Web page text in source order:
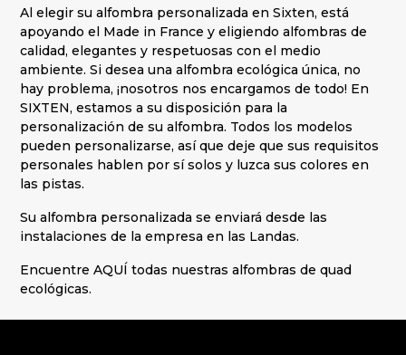
Al elegir su alfombra personalizada en Sixten, está
apoyando el Made in France y eligiendo alfombras de
calidad, elegantes y respetuosas con el medio
ambiente. Si desea una alfombra ecológica única, no
hay problema, ¡nosotros nos encargamos de todo! En
SIXTEN, estamos a su disposición para la
personalización de su alfombra. Todos los modelos
pueden personalizarse, así que deje que sus requisitos
personales hablen por sí solos y luzca sus colores en
las pistas.
Su alfombra personalizada se enviará desde las
instalaciones de la empresa en las Landas.
Encuentre AQUÍ todas nuestrasalfombras de quad
ecológicas.